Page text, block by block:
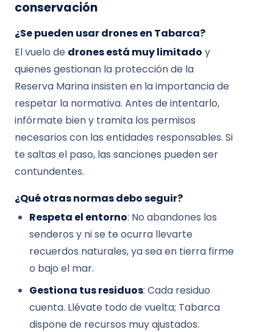
conservación
¿Se pueden usar drones en Tabarca?
El vuelo de drones está muy limitado y
quienes gestionan la protección de la
Reserva Marina insisten en la importancia de
respetar la normativa. Antes de intentarlo,
infórmate bien y tramita los permisos
necesarios con las entidades responsables. Si
te saltas el paso, las sanciones pueden ser
contundentes.
¿Qué otras normas debo seguir?
Respeta el entorno: No abandones los
senderos y ni se te ocurra llevarte
recuerdos naturales, ya sea en tierra firme
o bajo el mar.
Gestiona tus residuos: Cada residuo
cuenta. Llévate todo de vuelta; Tabarca
dispone de recursos muy ajustados.